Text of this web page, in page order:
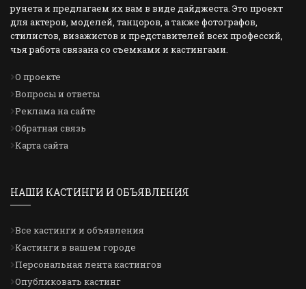
рунета и предлагаем их вам в виде дайджеста. Это проект
для актеров, моделей, танцоров, а также фотографов,
стилистов, визажистов и представителей всех профессий,
чья работа связана со съемками и кастингами.
О проекте
Вопросы и ответы
Реклама на сайте
Обратная связь
Карта сайта
НАШИ КАСТИНГИ И ОБЪЯВЛЕНИЯ
Все кастинги и объявления
Кастинги в вашем городе
Персональная лента кастингов
Опубликовать кастинг